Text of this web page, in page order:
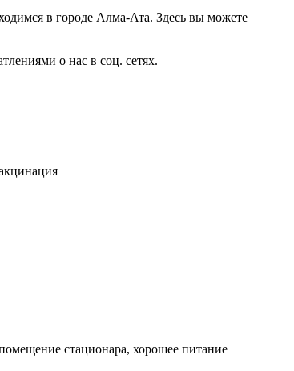
в городе Алма-Ата. Здесь вы можете
о нас в соц. сетях.
стационара, хорошее питание